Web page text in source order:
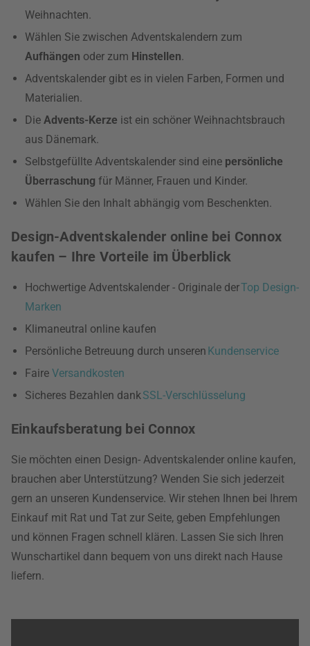
Weihnachten.
Wählen Sie zwischen Adventskalendern zum
Aufhängen oder zum Hinstellen.
Adventskalender gibt es in vielen Farben, Formen und
Materialien.
Die Advents-Kerze ist ein schöner Weihnachtsbrauch
aus Dänemark.
Selbstgefüllte Adventskalender sind eine persönliche
Überraschung für Männer, Frauen und Kinder.
Wählen Sie den Inhalt abhängig vom Beschenkten.
Design-Adventskalender online bei Connox
kaufen – Ihre Vorteile im Überblick
Hochwertige Adventskalender - Originale derTop Design-
Marken
Klimaneutral online kaufen
Persönliche Betreuung durch unseren Kundenservice
Faire Versandkosten
Sicheres Bezahlen dankSSL-Verschlüsselung
Einkaufsberatung bei Connox
Sie möchten einen Design- Adventskalender online kaufen,
brauchen aber Unterstützung? Wenden Sie sich jederzeit
gern an unseren Kundenservice. Wir stehen Ihnen bei Ihrem
Einkauf mit Rat und Tat zur Seite, geben Empfehlungen
und können Fragen schnell klären. Lassen Sie sich Ihren
Wunschartikel dann bequem von uns direkt nach Hause
liefern.